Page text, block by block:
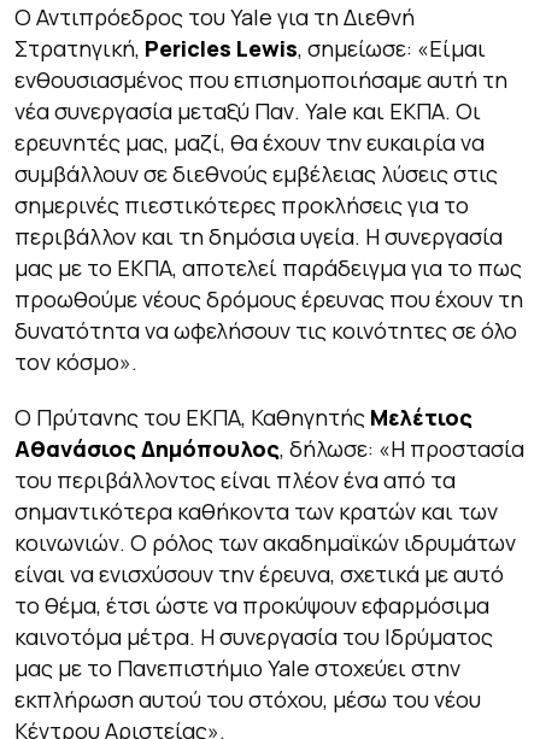
Ο Αντιπρόεδρος του Yale για τη Διεθνή
Στρατηγική, Pericles Lewis, σημείωσε: «Είμαι
ενθουσιασμένος που επισημοποιήσαμε αυτή τη
νέα συνεργασία μεταξύ Παν. Yale και ΕΚΠΑ. Οι
ερευνητές μας, μαζί, θα έχουν την ευκαιρία να
συμβάλλουν σε διεθνούς εμβέλειας λύσεις στις
σημερινές πιεστικότερες προκλήσεις για το
περιβάλλον και τη δημόσια υγεία. Η συνεργασία
μας με το ΕΚΠΑ, αποτελεί παράδειγμα για το πως
προωθούμε νέους δρόμους έρευνας που έχουν τη
δυνατότητα να ωφελήσουν τις κοινότητες σε όλο
τον κόσμο».
Ο Πρύτανης του ΕΚΠΑ, Καθηγητής Μελέτιος
Αθανάσιος Δημόπουλος, δήλωσε: «Η προστασία
του περιβάλλοντος είναι πλέον ένα από τα
σημαντικότερα καθήκοντα των κρατών και των
κοινωνιών. Ο ρόλος των ακαδημαϊκών ιδρυμάτων
είναι να ενισχύσουν την έρευνα, σχετικά με αυτό
το θέμα, έτσι ώστε να προκύψουν εφαρμόσιμα
καινοτόμα μέτρα. Η συνεργασία του Ιδρύματος
μας με το Πανεπιστήμιο Yale στοχεύει στην
εκπλήρωση αυτού του στόχου, μέσω του νέου
Κέντρου Αριστείας».